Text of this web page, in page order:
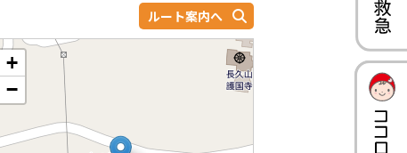
ルート案内へ
+
−